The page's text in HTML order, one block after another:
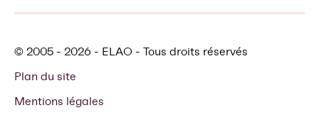
© 2005 - 2026 - ELAO - Tous droits réservés
Plan du site
Mentions légales